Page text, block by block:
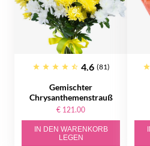
4.6 (81)
Gemischter
Chrysanthemenstrauß
€ 121.00
IN DEN WARENKORB
LEGEN